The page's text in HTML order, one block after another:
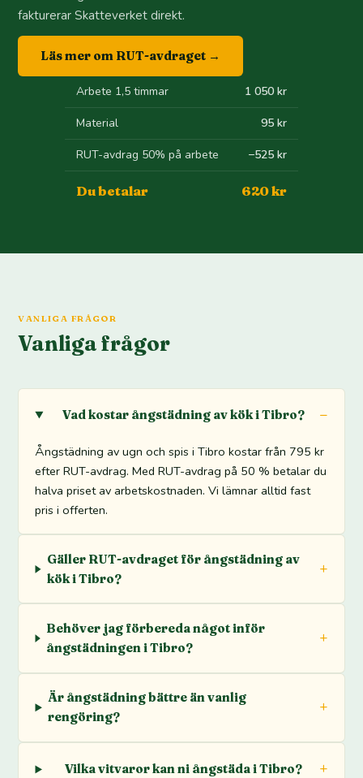
fakturerar Skatteverket direkt.
Läs mer om RUT-avdraget →
Arbete 1,5 timmar 1 050 kr
Material 95 kr
RUT-avdrag 50% på arbete −525 kr
Du betalar 620 kr
VANLIGA FRÅGOR
Vanliga frågor
Vad kostar ångstädning av kök i Tibro?
Ångstädning av ugn och spis i Tibro kostar från 795 kr
efter RUT-avdrag. Med RUT-avdrag på 50 % betalar du
halva priset av arbetskostnaden. Vi lämnar alltid fast
pris i offerten.
Gäller RUT-avdraget för ångstädning av
kök i Tibro?
Behöver jag förbereda något inför
ångstädningen i Tibro?
Är ångstädning bättre än vanlig
rengöring?
Vilka vitvaror kan ni ångstäda i Tibro?